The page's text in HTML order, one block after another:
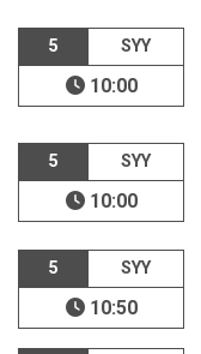
5 SYY
10:00
5 SYY
10:00
5 SYY
10:50